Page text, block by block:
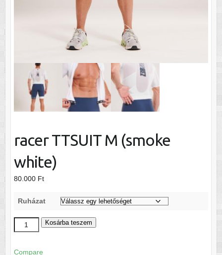
racer TTSUIT M (smoke
white)
80.000 Ft
Ruházat
racer
TTSUIT
Kosárba teszem
Compare